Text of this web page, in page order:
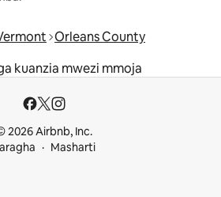
Orleans County
kuanzia mwezi mmoja
2026 Airbnb, Inc.
Masharti